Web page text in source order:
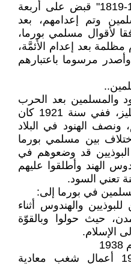
في عهد الملك بوداوبايا "1782-1819" قبض على أربعة
وتم إعدامهم، بعد
لأقوال مسلمي بورما،
بعد إعدام الأئمَّة،
مرسوما باعتبارهم
والمسلمين بعد الحرب
العالمية الثانية أثناء حكم الإنجليز، ففي سنة 1921 كان
الهنود في البلاد
بين مسلمي بورما
البوذيين قد وضعوهم في
الهند وأطلقوا عليهم
تعني السود.
في بورما إلى:
والهندوس أثناء
حيث حولوا وبالقوّة
الإسلام.
اندلعت في بورما سنة 1938 أعمال شغب معادية